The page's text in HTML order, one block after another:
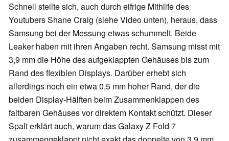
Schnell stellte sich, auch durch eifrige Mithilfe des
Youtubers Shane Craig (siehe Video unten), heraus, dass
Samsung bei der Messung etwas schummelt. Beide
Leaker haben mit ihren Angaben recht. Samsung misst mit
3,9 mm die Höhe des aufgeklappten Gehäuses bis zum
Rand des flexiblen Displays. Darüber erhebt sich
allerdings noch ein etwa 0,5 mm hoher Rand, der die
beiden Display-Hälften beim Zusammenklappen des
faltbaren Gehäuses vor direktem Kontakt schützt. Dieser
Spalt erklärt auch, warum das Galaxy Z Fold 7